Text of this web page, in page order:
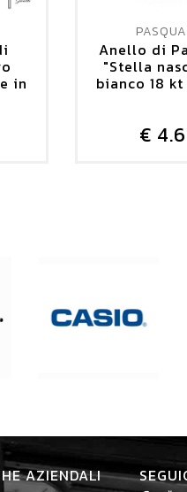
in
Anello di
"Stella
bianco 18
€
AZIENDALI